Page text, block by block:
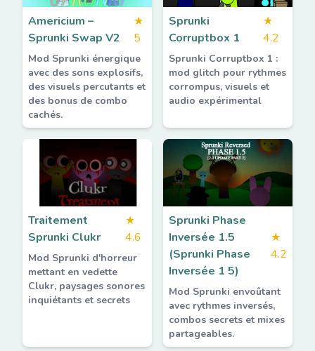
Americium –
Sprunki Swap V2
★
5
Mod Sprunki énergique
avec des sons explosifs,
des visuels percutants et
des bonus de combo
cachés.
Sprunki
Corruptbox 1
★
4.2
Sprunki Corruptbox 1 :
mod glitch pour rythmes
corrompus, visuels et
audio expérimental
Traitement
Sprunki Clukr
★
4.6
Mod Sprunki d'horreur
mettant en vedette
Clukr, paysages sonores
inquiétants et secrets
Sprunki Phase
Inversée 1.5
(Sprunki Phase
Inversée 1 5)
★
4.2
Mod Sprunki envoûtant
avec rythmes inversés,
combos secrets et mixes
partageables.